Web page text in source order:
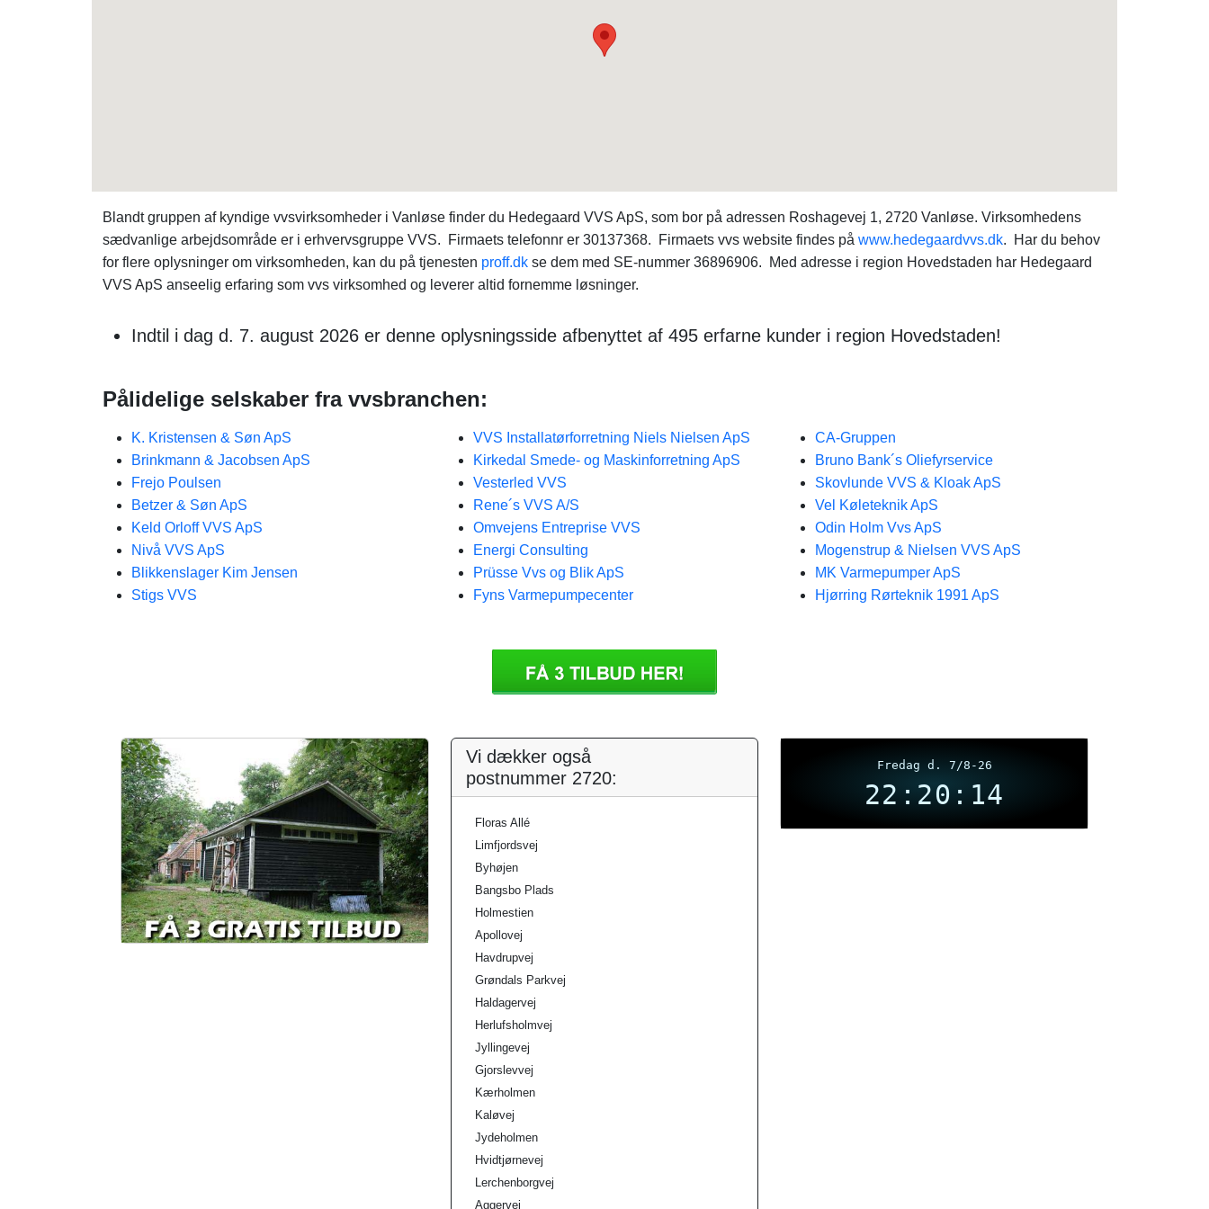
Blandt gruppen af kyndige vvsvirksomheder i Vanløse finder du Hedegaard VVS ApS, som bor på adressen Roshagevej 1, 2720 Vanløse. Virksomhedens
sædvanlige arbejdsområde er i erhvervsgruppe VVS. Firmaets telefonnr er 30137368. Firmaets vvs website findes på www.hedegaardvvs.dk. Har du behov
for flere oplysninger om virksomheden, kan du på tjenesten proff.dk se dem med SE-nummer 36896906. Med adresse i region Hovedstaden har Hedegaard
VVS ApS anseelig erfaring som vvs virksomhed og leverer altid fornemme løsninger.
Indtil i dag d. 7. august 2026 er denne oplysningsside afbenyttet af 495 erfarne kunder i region Hovedstaden!
Pålidelige selskaber fra vvsbranchen:
K. Kristensen & Søn ApS
Brinkmann & Jacobsen ApS
Frejo Poulsen
Betzer & Søn ApS
Keld Orloff VVS ApS
Nivå VVS ApS
Blikkenslager Kim Jensen
Stigs VVS
VVS Installatørforretning Niels Nielsen ApS
Kirkedal Smede- og Maskinforretning ApS
Vesterled VVS
Rene´s VVS A/S
Omvejens Entreprise VVS
Energi Consulting
Prüsse Vvs og Blik ApS
Fyns Varmepumpecenter
CA-Gruppen
Bruno Bank´s Oliefyrservice
Skovlunde VVS & Kloak ApS
Vel Køleteknik ApS
Odin Holm Vvs ApS
Mogenstrup & Nielsen VVS ApS
MK Varmepumper ApS
Hjørring Rørteknik 1991 ApS
Vi dækker også
postnummer 2720:
Floras Allé
Limfjordsvej
Byhøjen
Bangsbo Plads
Holmestien
Apollovej
Havdrupvej
Grøndals Parkvej
Haldagervej
Herlufsholmvej
Jyllingevej
Gjorslevvej
Kærholmen
Kaløvej
Jydeholmen
Hvidtjørnevej
Lerchenborgvej
Aggervej
Fredag d. 7/8-26
22:20:15